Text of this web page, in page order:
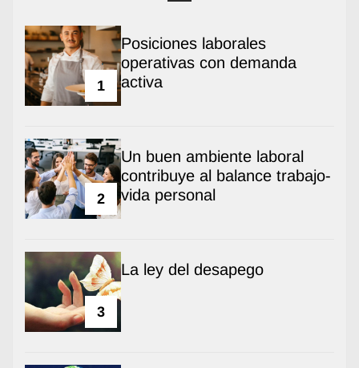
1
Posiciones laborales
operativas con demanda
activa
2
Un buen ambiente laboral
contribuye al balance trabajo-
vida personal
3
La ley del desapego